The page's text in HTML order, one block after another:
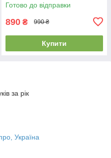
Готово до відправки
890 ₴ 990 ₴
Купити
за рік
Україна